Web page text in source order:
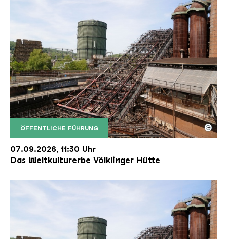
ÖFFENTLICHE FÜHRUNG
Der Erzschrägaufzug der Völklinger Hütte mit
Copyright: Weltkulturerbe Völklinger Hütte | Karl
©
07.09.2026, 11:30 Uhr
Das Weltkulturerbe Völklinger Hütte